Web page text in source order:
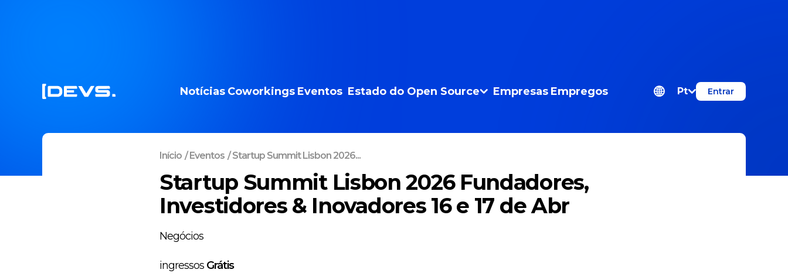
Notícias Coworkings Eventos Estado do Open Source Empresas Empregos Pt Entrar
Início /Eventos / Startup Summit Lisbon 2026...
Startup Summit Lisbon 2026 Fundadores,
Investidores & Inovadores 16 e 17 de Abr
Negócios
ingressos Grátis